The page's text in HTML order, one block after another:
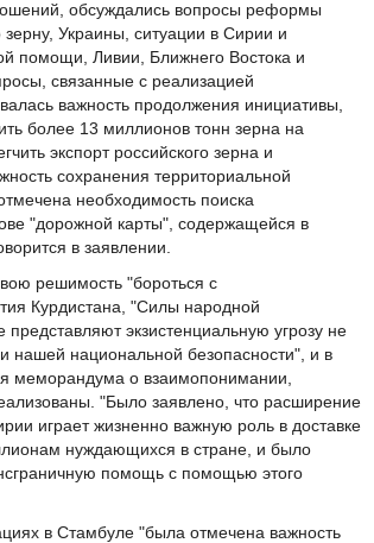
обсуждались вопросы реформы
Украины, ситуации в Сирии и
помощи, Ливии, Ближнего Востока и
связанные с реализацией
важность продолжения инициативы,
более 13 миллионов тонн зерна на
экспорт российского зерна и
сохранения территориальной
необходимость поиска
"дорожной карты", содержащейся в
в заявлении.
решимость "бороться с
Курдистана, "Силы народной
экзистенциальную угрозу не
нашей национальной безопасности", и в
меморандума о взаимопонимании,
"Было заявлено, что расширение
играет жизненно важную роль в доставке
нуждающихся в стране, и было
помощь с помощью этого
в Стамбуле "была отмечена важность